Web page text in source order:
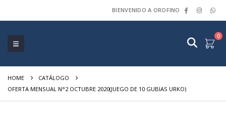
BIENVENIDO A OROFINO
0
HOME
CATÁLOGO
OFERTA MENSUAL N°2 OCTUBRE 2020(JUEGO DE 10 GUBIAS URKO)